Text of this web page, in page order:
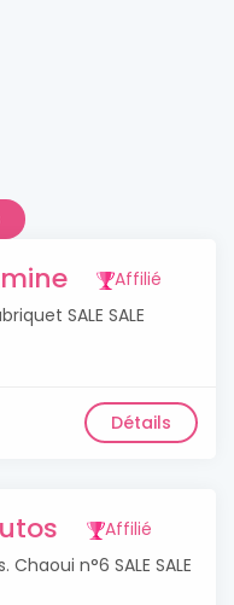
Affilié
SALE SALE
Détails
Affilié
n°6 SALE SALE